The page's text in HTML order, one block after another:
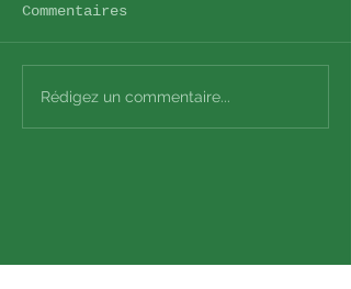
Le RITMO
Commentaires
Rédigez un commentaire...